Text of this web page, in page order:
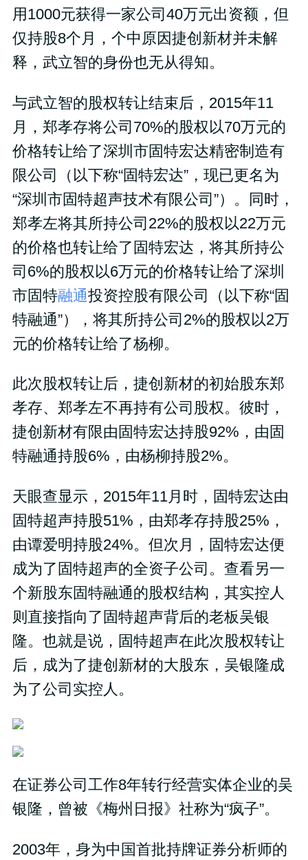
用1000元获得一家公司40万元出资额，但
仅持股8个月，个中原因捷创新材并未解
释，武立智的身份也无从得知。
与武立智的股权转让结束后，2015年11
月，郑孝存将公司70%的股权以70万元的
价格转让给了深圳市固特宏达精密制造有
限公司（以下称“固特宏达”，现已更名为
“深圳市固特超声技术有限公司”）。同时，
郑孝左将其所持公司22%的股权以22万元
的价格也转让给了固特宏达，将其所持公
司6%的股权以6万元的价格转让给了深圳
市固特融通投资控股有限公司（以下称“固
特融通”），将其所持公司2%的股权以2万
元的价格转让给了杨柳。
此次股权转让后，捷创新材的初始股东郑
孝存、郑孝左不再持有公司股权。彼时，
捷创新材有限由固特宏达持股92%，由固
特融通持股6%，由杨柳持股2%。
天眼查显示，2015年11月时，固特宏达由
固特超声持股51%，由郑孝存持股25%，
由谭爱明持股24%。但次月，固特宏达便
成为了固特超声的全资子公司。查看另一
个新股东固特融通的股权结构，其实控人
则直接指向了固特超声背后的老板吴银
隆。也就是说，固特超声在此次股权转让
后，成为了捷创新材的大股东，吴银隆成
为了公司实控人。
在证券公司工作8年转行经营实体企业的吴
银隆，曾被《梅州日报》社称为“疯子”。
2003年，身为中国首批持牌证券分析师的